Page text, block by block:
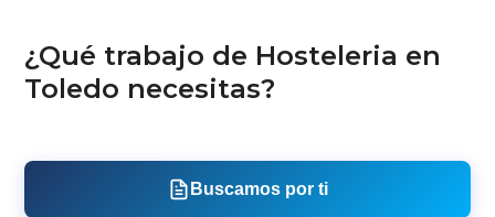
¿Qué trabajo de Hosteleria en
Toledo necesitas?
Buscamos por ti